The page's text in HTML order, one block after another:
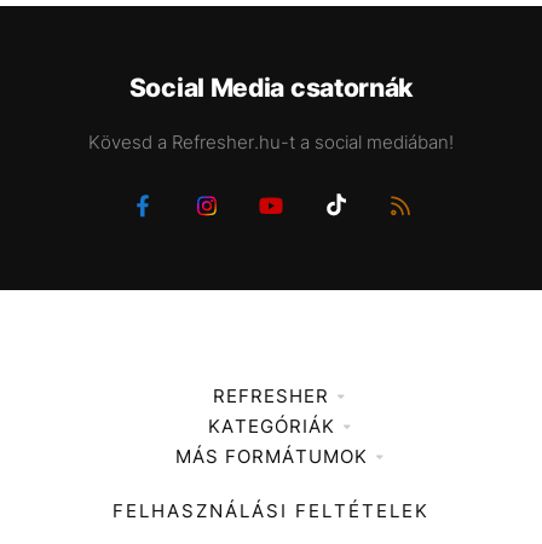
Social Media csatornák
Kövesd a Refresher.hu-t a social mediában!
REFRESHER
Médiaajánlat
KATEGÓRIÁK
Zene
Divat
MÁS FORMÁTUMOK
FELHASZNÁLÁSI FELTÉTELEK